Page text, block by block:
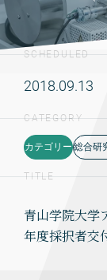
SCHEDULED
2018.09.13
CATEGORY
カテゴリー 総合研
TITLE
青山学院大学
年度採択者交